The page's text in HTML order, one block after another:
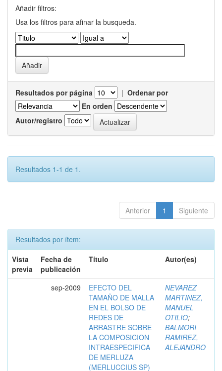
Añadir filtros:
Usa los filtros para afinar la busqueda.
Resultados por página | Ordenar por
En orden
Autor/registro
Resultados 1-1 de 1.
Anterior 1 Siguiente
Resultados por ítem:
Vista
previa
Fecha de
publicación
Título Autor(es)
sep-2009
EFECTO DEL
TAMAÑO DE MALLA
EN EL BOLSO DE
REDES DE
ARRASTRE SOBRE
LA COMPOSICION
INTRAESPECIFICA
DE MERLUZA
(MERLUCCIUS SP)
NEVAREZ
MARTINEZ,
MANUEL
OTILIO;
BALMORI
RAMIREZ,
ALEJANDRO